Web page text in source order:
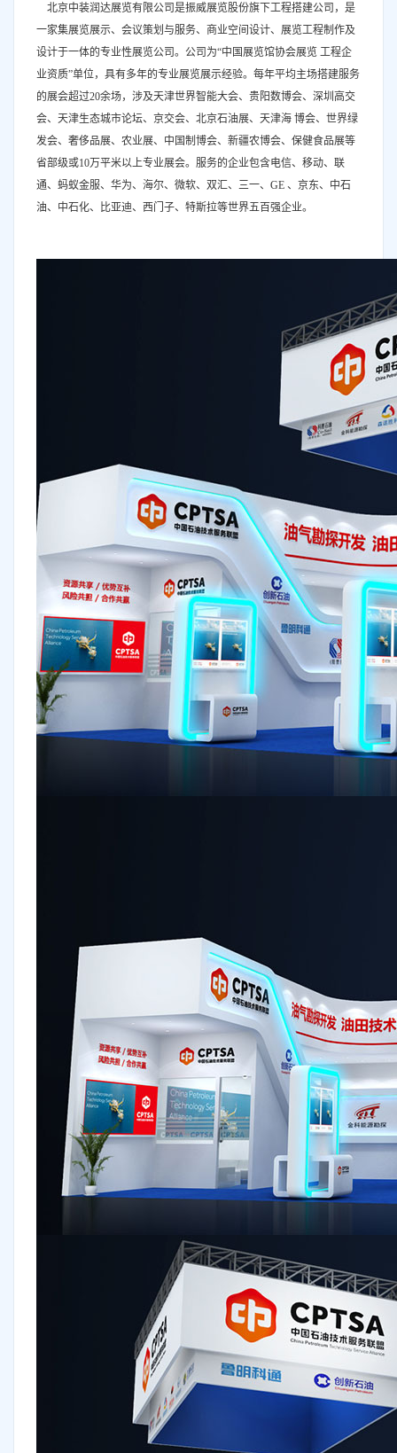
北京中装润达展览有限公司是振威展览股份旗下工程搭建公司，是
一家集展览展示、会议策划与服务、商业空间设计、展览工程制作及
设计于一体的专业性展览公司。公司为“中国展览馆协会展览 工程企
业资质”单位，具有多年的专业展览展示经验。每年平均主场搭建服务
的展会超过20余场，涉及天津世界智能大会、贵阳数博会、深圳高交
会、天津生态城市论坛、京交会、北京石油展、天津海 博会、世界绿
发会、奢侈品展、农业展、中国制博会、新疆农博会、保健食品展等
省部级或10万平米以上专业展会。服务的企业包含电信、移动、联
通、蚂蚁金服、华为、海尔、微软、双汇、三一、GE 、京东、中石
油、中石化、比亚迪、西门子、特斯拉等世界五百强企业。